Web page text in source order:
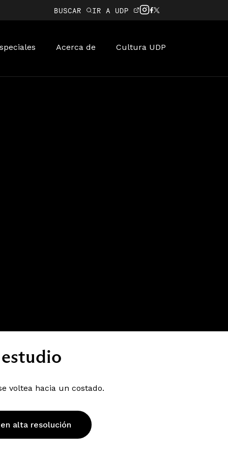
BUSCAR IR A UDP
Acerca de Cultura UDP
voltea hacia un costado.
alta resolución